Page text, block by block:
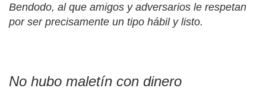
Bendodo, al que amigos y adversarios le respetan
por ser precisamente un tipo hábil y listo.
No hubo maletín con dinero